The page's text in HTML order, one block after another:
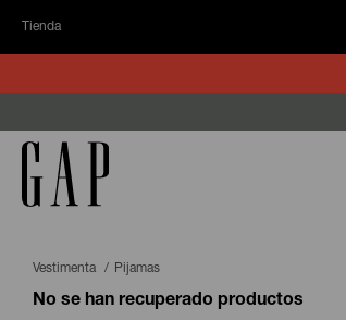
Tienda
Vestimenta Pijamas
No se han recuperado productos